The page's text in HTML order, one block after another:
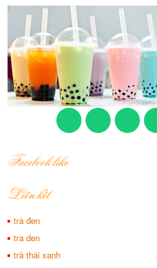
Facebook like
Liên kết
trà đen
tra den
trà thái xanh